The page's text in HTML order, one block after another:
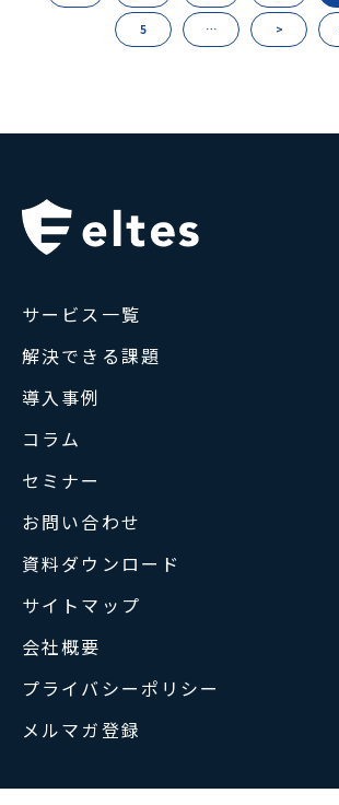
5 … >
サービス一覧
解決できる課題
導入事例
コラム
セミナー
お問い合わせ
資料ダウンロード
サイトマップ
会社概要
プライバシーポリシー
メルマガ登録